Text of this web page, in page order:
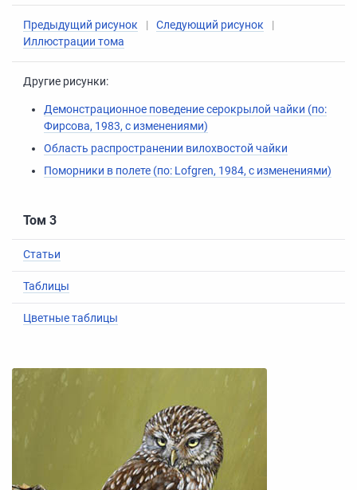
Предыдущий рисунок | Следующий рисунок
|
Иллюстрации тома
Другие рисунки:
Демонстрационное поведение серокрылой чайки (по:
Фирсова, 1983, с изменениями)
Область распространении вилохвостой чайки
Поморники в полете (по: Lofgren, 1984, с изменениями)
Том 3
Статьи
Таблицы
Цветные таблицы